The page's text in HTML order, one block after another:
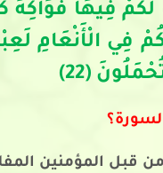
وَصِبْغٍ لِلْآكِلِينَ (20)
المؤمنين